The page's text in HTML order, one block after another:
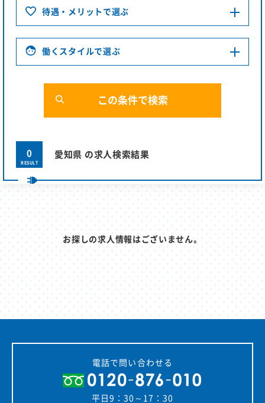
待遇・メリットで選ぶ
働くスタイルで選ぶ
0
RESULT
愛知県 の求人検索結果
お探しの求人情報はございません。
電話で問い合わせる
平日9：30～17：30